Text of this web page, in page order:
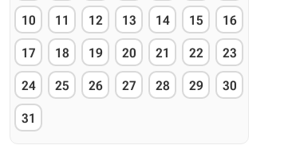
10 11 12 13 14 15 16
17 18 19 20 21 22 23
24 25 26 27 28 29 30
31